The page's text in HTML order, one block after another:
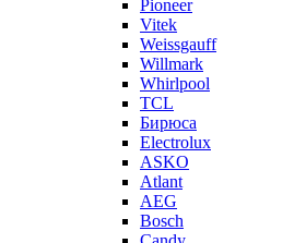
Pioneer
Vitek
Weissgauff
Willmark
Whirlpool
TCL
Бирюса
Electrolux
ASKO
Atlant
AEG
Bosch